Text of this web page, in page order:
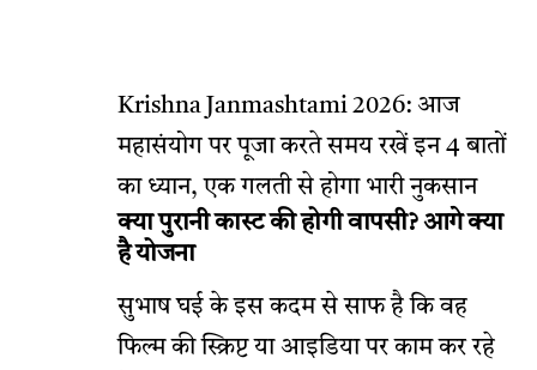
Krishna Janmashtami 2026: आज
महासंयोग पर पूजा करते समय रखें इन 4 बातों
का ध्यान, एक गलती से होगा भारी नुकसान
क्या पुरानी कास्ट की होगी वापसी? आगे क्या
है योजना
सुभाष घई के इस कदम से साफ है कि वह
फिल्म की स्क्रिप्ट या आइडिया पर काम कर रहे